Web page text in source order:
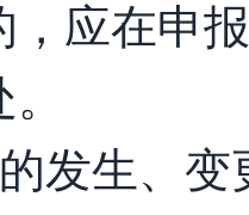
，应在申
发生、